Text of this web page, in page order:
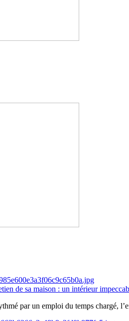
de sa maison : un intérieur
par un emploi du temps chargé,